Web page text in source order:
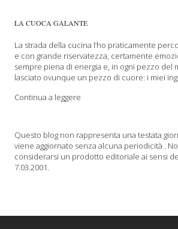
LA CUOCA GALANTE
La strada della cucina l’ho praticamente
e con grande riservatezza, certamente
sempre piena di energia e, in ogni pezzo del
lasciato ovunque un pezzo di cuore: i miei
Continua a leggere
Questo blog non rappresenta una testata
viene aggiornato senza alcuna periodicità .
considerarsi un prodotto editoriale ai sensi
7.03.2001.